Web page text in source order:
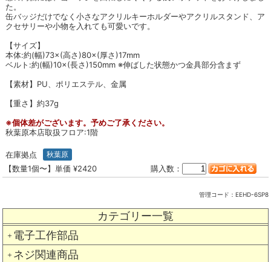
カテゴリー一覧
＋ 電子工作部品
＋ ネジ関連商品
た。
缶バッジだけでなく小さなアクリルキーホルダーやアクリルスタンド、ア
クセサリーや小物を入れても可愛いです。
【サイズ】
本体:約(幅)73×(高さ)80×(厚さ)17mm
ベルト:約(幅)10×(長さ)150mm ※伸ばした状態かつ金具部分含まず
【素材】PU、ポリエステル、金属
【重さ】約37g
※個体差がございます。予めご了承ください。
秋葉原本店取扱フロア:1階
在庫拠点 秋葉原
【数量1個〜】単価 ¥2420 購入数：
管理コード： EEHD-6SP8